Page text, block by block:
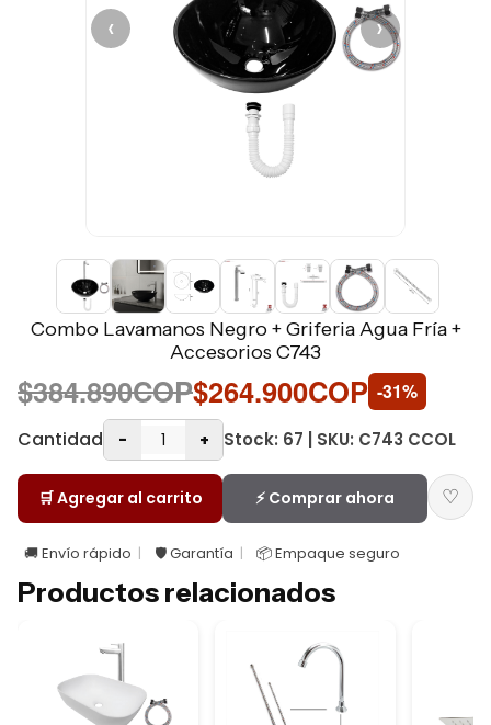
‹ ›
Combo Lavamanos Negro + Griferia Agua Fría +
Accesorios C743
$384.890COP$264.900COP -31%
Cantidad
- + Stock: 67 | SKU: C743 CCOL
🛒 Agregar al carrito ⚡ Comprar ahora ♡
🚚 Envío rápido 🛡️ Garantía 📦 Empaque seguro
Productos relacionados